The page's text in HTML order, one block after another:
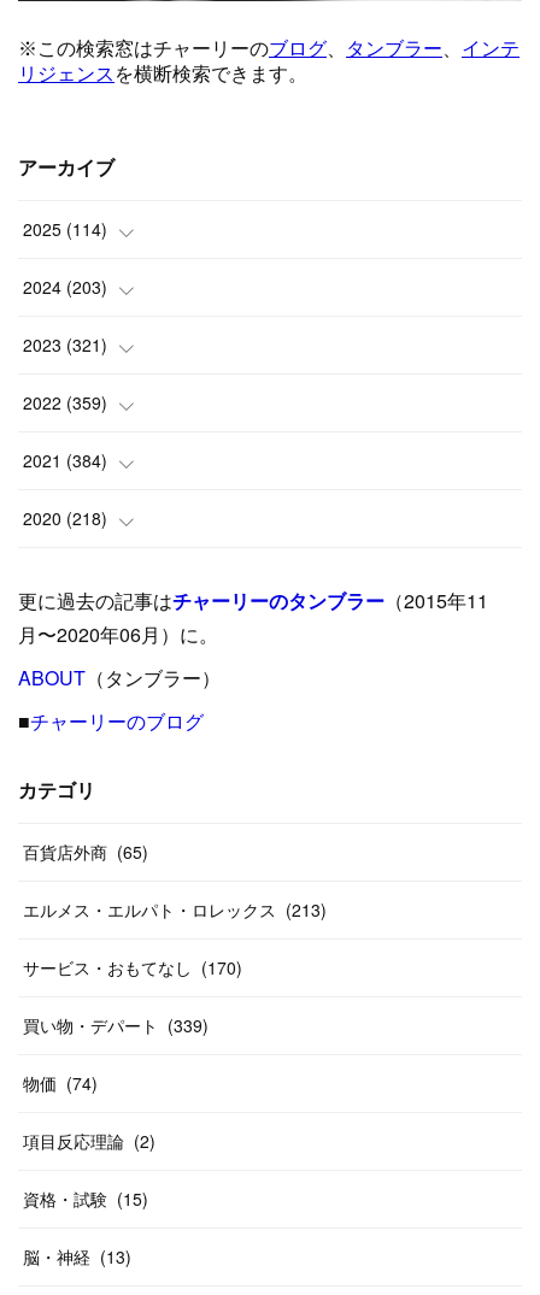
アーカイブ
2025 (114)
(1)
(8)
(6)
(9 )
( 5 )
( 15
(24)
(8 )
(17
(12)
2024 (203)
(24)
(10)
(18)
(17)
)
(12)
19)
(13
(14)
2023 (321)
(25)
(17)
(35)
(33 )
(26)
27)
(29
(24)
(26
2022 (359)
(42)
(37)
(31)
(31)
31
(26
(20)
(14
(46
2021 (384)
(9)
(39)
( 23)
40
(55
(38)
(20
(31
58)
10
2020 (218)
(24)
( 42)
(33
(46)
(20
更に過去の記事はチャーリーのタンブラー （2015年11
月〜2020年06月）に。
ABOUT （タンブラー）
■チャーリーのブログ
カテゴリ
百貨店外商 (65)
エルメス・エルパト・ロレックス (213)
サービス・おもてなし (170)
買い物・デパート (339)
物価 (74)
項目反応理論 (2)
資格・試験 (15)
脳・神経 (13)